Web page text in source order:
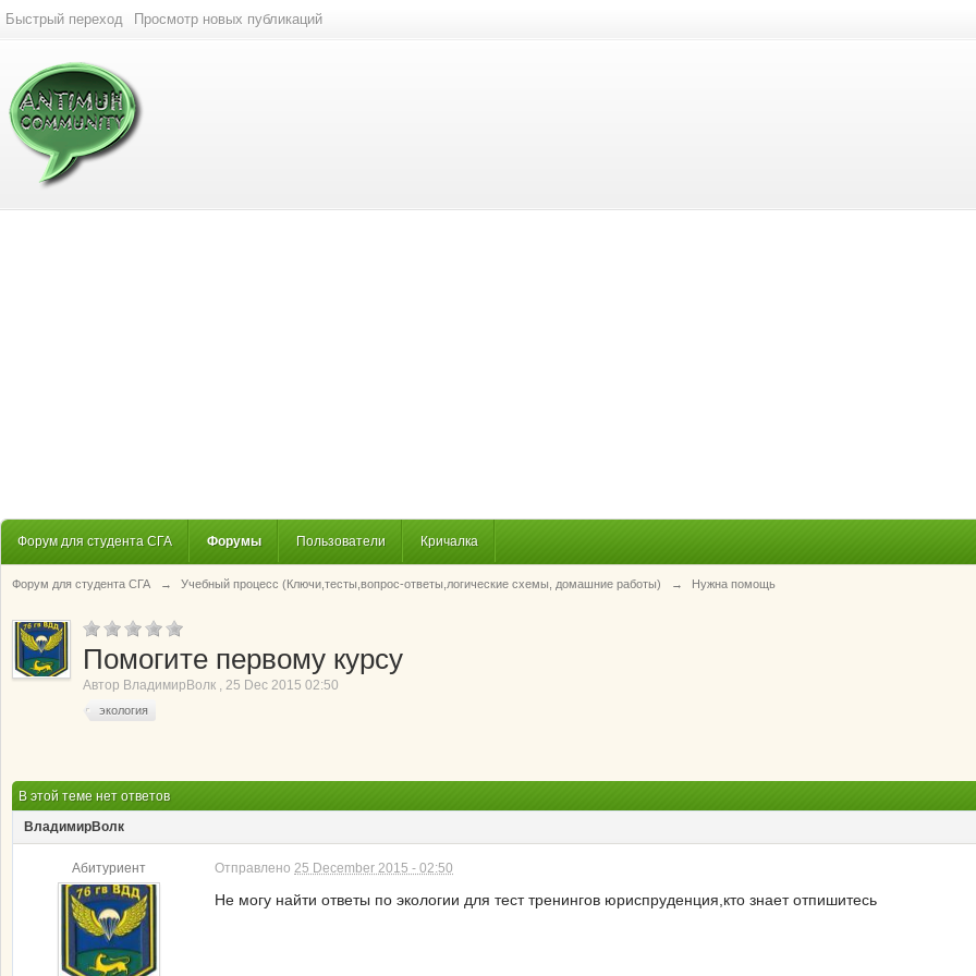
Быстрый переход Просмотр новых публикаций
Форум для студента СГА Форумы Пользователи Кричалка
Форум для студента СГА → Учебный процесс (Ключи,тесты,вопрос-ответы,логические схемы, домашние работы) → Нужна помощь
Помогите первому курсу
Автор ВладимирВолк , 25 Dec 2015 02:50
экология
В этой теме нет ответов
ВладимирВолк
Абитуриент Отправлено 25 December 2015 - 02:50
Не могу найти ответы по экологии для тест тренингов юриспруденция,кто знает отпишитесь